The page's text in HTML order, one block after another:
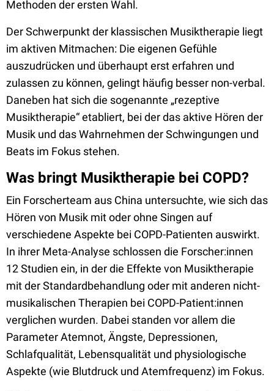
Methoden der ersten Wahl.
Der Schwerpunkt der klassischen Musiktherapie liegt
im aktiven Mitmachen: Die eigenen Gefühle
auszudrücken und überhaupt erst erfahren und
zulassen zu können, gelingt häufig besser non-verbal.
Daneben hat sich die sogenannte „rezeptive
Musiktherapie“ etabliert, bei der das aktive Hören der
Musik und das Wahrnehmen der Schwingungen und
Beats im Fokus stehen.
Was bringt Musiktherapie bei COPD?
Ein Forscherteam aus China untersuchte, wie sich das
Hören von Musik mit oder ohne Singen auf
verschiedene Aspekte bei COPD-Patienten auswirkt.
In ihrer Meta-Analyse schlossen die Forscher:innen
12 Studien ein, in der die Effekte von Musiktherapie
mit der Standardbehandlung oder mit anderen nicht-
musikalischen Therapien bei COPD-Patient:innen
verglichen wurden. Dabei standen vor allem die
Parameter Atemnot, Ängste, Depressionen,
Schlafqualität, Lebensqualität und physiologische
Aspekte (wie Blutdruck und Atemfrequenz) im Fokus.